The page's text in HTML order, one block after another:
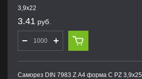
3,9х22
3.41 руб.
Саморез DIN 7983 Z А4 форма С PZ 3,9х25